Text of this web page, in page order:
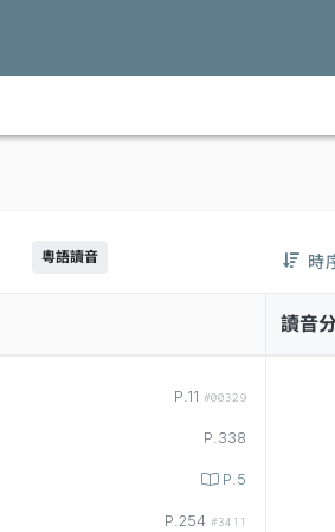
粵語讀音 時
P.11 #00329
P.338
P.5
P.254 #3411
讀音